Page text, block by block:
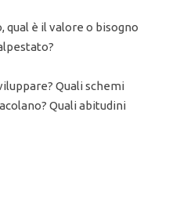
qual è il valore o bisogno
Quali schemi
Quali abitudini